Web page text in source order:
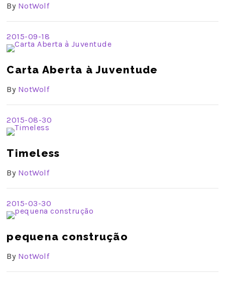
By NotWolf
2015-09-18
Carta Aberta à Juventude
By NotWolf
2015-08-30
Timeless
By NotWolf
2015-03-30
pequena construção
By NotWolf